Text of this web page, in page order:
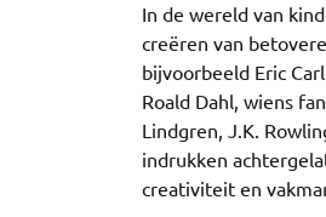
In de wereld van
creëren van
bijvoorbeeld Eric
Roald Dahl, wiens
Lindgren, J.K.
indrukken
creativiteit en